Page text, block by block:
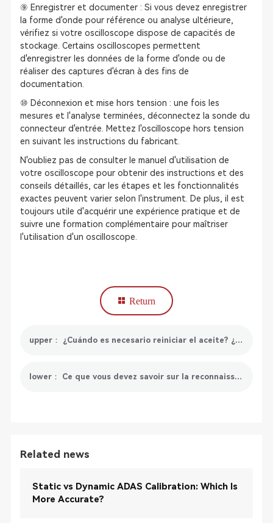
⑨ Enregistrer et documenter : Si vous devez enregistrer
la forme d'onde pour référence ou analyse ultérieure,
vérifiez si votre oscilloscope dispose de capacités de
stockage. Certains oscilloscopes permettent
d'enregistrer les données de la forme d'onde ou de
réaliser des captures d'écran à des fins de
documentation.
⑩ Déconnexion et mise hors tension : une fois les
mesures et l'analyse terminées, déconnectez la sonde du
connecteur d'entrée. Mettez l'oscilloscope hors tension
en suivant les instructions du fabricant.
N'oubliez pas de consulter le manuel d'utilisation de
votre oscilloscope pour obtenir des instructions et des
conseils détaillés, car les étapes et les fonctionnalités
exactes peuvent varier selon l'instrument. De plus, il est
toujours utile d'acquérir une expérience pratique et de
suivre une formation complémentaire pour maîtriser
l'utilisation d'un oscilloscope.
Return
upper： ¿Cuándo es necesario reiniciar el aceite? ¿Y qué herramienta se recomienda para reiniciarlo?
lower： Ce que vous devez savoir sur la reconnaissance des panneaux de signalisation
Related news
Static vs Dynamic ADAS Calibration: Which Is
More Accurate?